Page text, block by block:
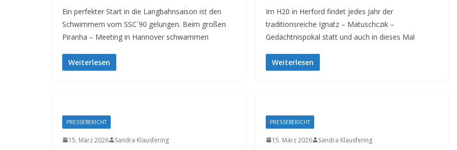
Ein perfekter Start in die Langbahnsaison ist den
Schwimmern vom SSC´90 gelungen. Beim großen
Piranha – Meeting in Hannover schwammen
Weiterlesen
Im H20 in Herford findet jedes Jahr der
traditionsreiche Ignatz – Matuschczik –
Gedächtnispokal statt und auch in dieses Mal
Weiterlesen
PRESSEBERICHT
15. März 2026 Sandra Klausfering
PRESSEBERICHT
15. März 2026 Sandra Klausfering